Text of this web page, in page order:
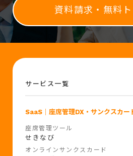
資料請求・無料
サービス一覧
SaaS ｜座席管理DX・サンクスカー
座席管理ツール
せきなび
オンラインサンクスカード